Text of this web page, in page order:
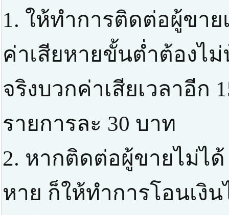
1. ให้ทำการติดต่อผู้ขา
ค่าเสียหายขั้นต่ำต้องไ
จริงบวกค่าเสียเวลาอีก
รายการละ 30 บาท
2. หากติดต่อผู้ขายไม่ไ
หาย ก็ให้ทำการโอนเงิ